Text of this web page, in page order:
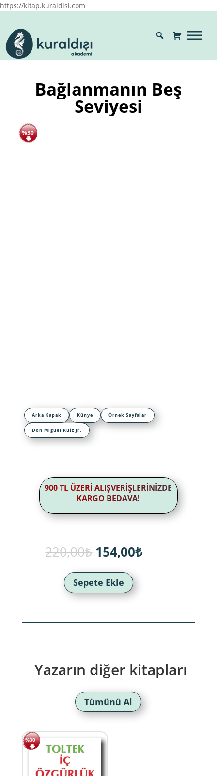
https://kitap.kuraldisi.com
Bağlanmanın Beş
Seviyesi
%30
Arka Kapak Künye Örnek Sayfalar
Don Miguel Ruiz Jr.
900 TL ÜZERİ ALIŞVERİŞLERİNİZDE
KARGO BEDAVA!
220,00₺ Orijinal
fiyat:
220,00₺.
154,00₺Şu
Sepete Ekle
Yazarın diğer kitapları
Tümünü Al
%30